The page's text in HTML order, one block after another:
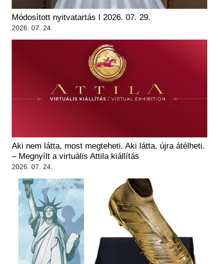
Módosított nyitvatartás I 2026. 07. 29.
2026. 07. 24.
Aki nem látta, most megteheti. Aki látta, újra átélheti.
– Megnyílt a virtuális Attila kiállítás
2026. 07. 24.